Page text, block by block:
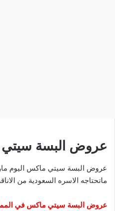
عروض البسة سيتي
عروض البسة سيتي ماكس اليوم
ماتحتاجه الاسره السعودية من
عروض البسة سيتي ماكس في